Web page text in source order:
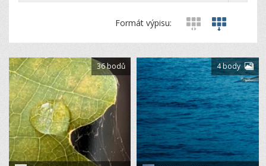
Formát výpisu:
36 bodů 4 body